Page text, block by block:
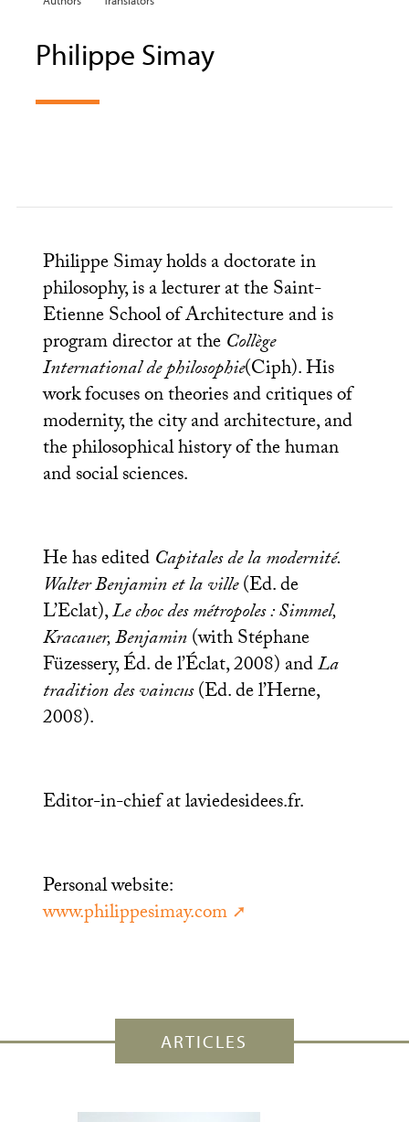
Philippe Simay
Philippe Simay holds a doctorate in
philosophy, is a lecturer at the Saint-
Etienne School of Architecture and is
program director at theCollège
International de philosophie(Ciph). His
work focuses on theories and critiques of
modernity, the city and architecture, and
the philosophical history of the human
and social sciences.
He has editedCapitales de la modernité.
Walter Benjamin et la ville(Ed. de
L’Eclat),Le choc des métropoles : Simmel,
Kracauer, Benjamin(with Stéphane
Füzessery, Éd. de l’Éclat, 2008) andLa
tradition des vaincus(Ed. de l’Herne,
2008).
Editor-in-chief at laviedesidees.fr.
Personal website:
www.philippesimay.com
ARTICLES